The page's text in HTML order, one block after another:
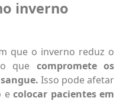
inverno
que o inverno reduz o
que compromete os
Isso pode afetar
ecolocar pacientes em